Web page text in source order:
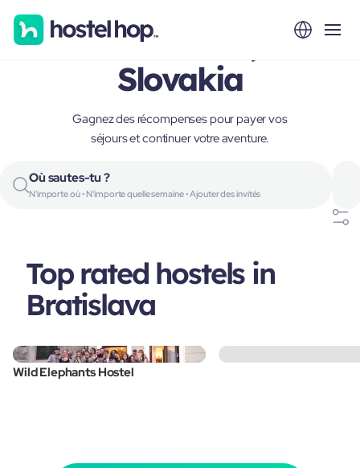
Bratislava,
Slovakia
Gagnez des récompenses pour payer vos
séjours et continuer votre aventure.
Où sautes-tu ?
N'importe où • N'importe quelle semaine • Ajouter des invités
Top rated hostels in
Bratislava
Wild Elephants Hostel